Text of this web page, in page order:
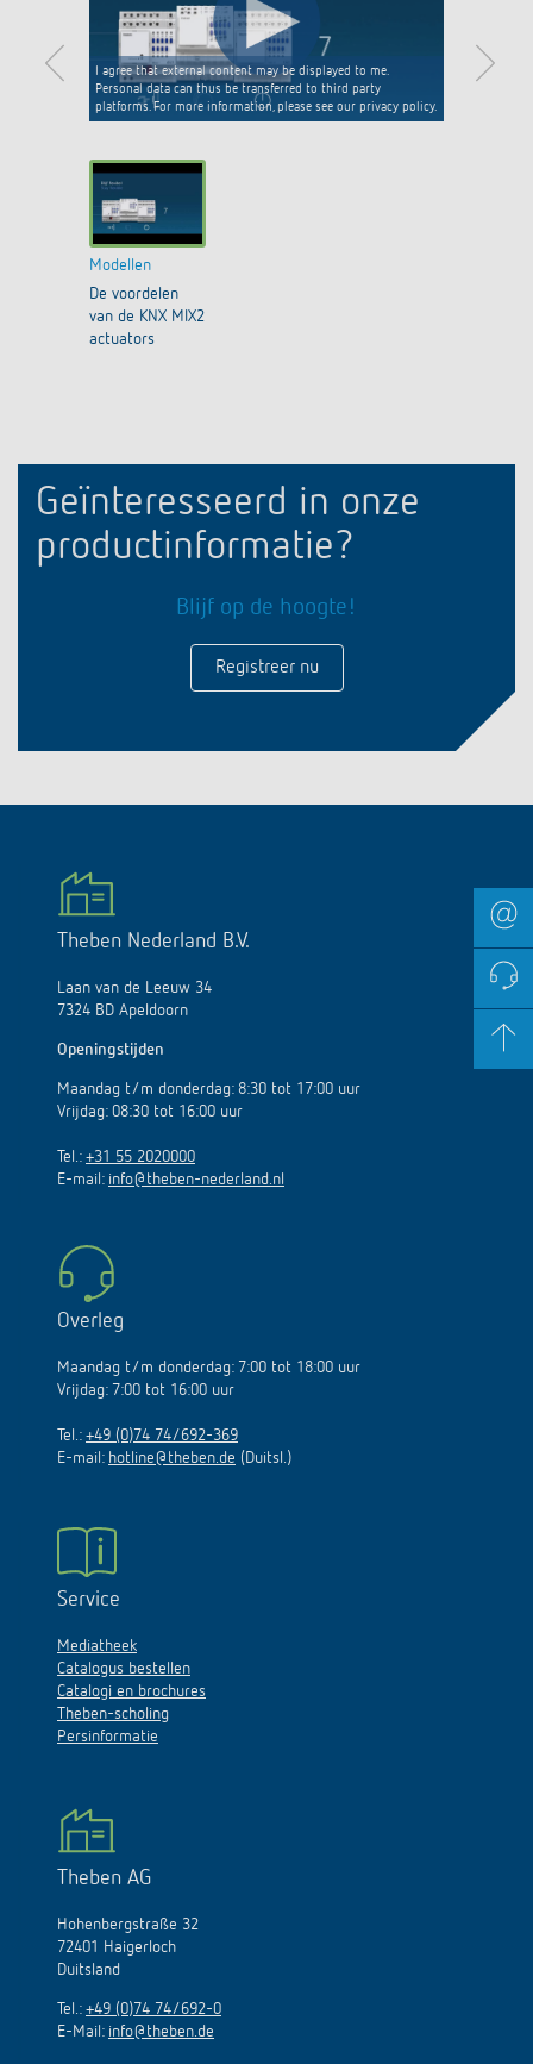
I agree that external content may be displayed to me.
Personal data can thus be transferred to third party
platforms. For more information, please see our privacy policy.
Modellen
De voordelen
van de KNX MIX2
actuators
Geïnteresseerd in onze
productinformatie?
Blijf op de hoogte!
Registreer nu
Theben Nederland B.V.
Laan van de Leeuw 34
7324 BD Apeldoorn
Openingstijden
Maandag t/m donderdag: 8:30 tot 17:00 uur
Vrijdag: 08:30 tot 16:00 uur
Tel.: +31 55 2020000
E-mail: info@theben-nederland.nl
Overleg
Maandag t/m donderdag: 7:00 tot 18:00 uur
Vrijdag: 7:00 tot 16:00 uur
Tel.: +49 (0)74 74/692-369
E-mail: hotline@theben.de (Duitsl.)
Service
Mediatheek
Catalogus bestellen
Catalogi en brochures
Theben-scholing
Persinformatie
Theben AG
Hohenbergstraße 32
72401 Haigerloch
Duitsland
Tel.: +49 (0)74 74/692-0
E-Mail: info@theben.de